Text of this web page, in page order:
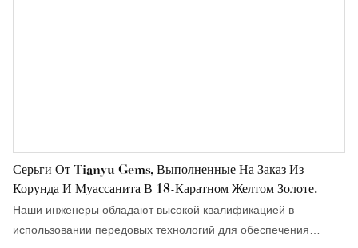
Серьги От Tianyu Gems, Выполненные На Заказ Из
Корунда И Муассанита В 18-Каратном Желтом Золоте.
Наши инженеры обладают высокой квалификацией в
использовании передовых технологий для обеспечения